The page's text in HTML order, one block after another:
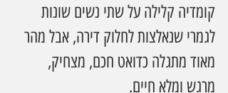
קומדיה קלילה על שתי נשים שונות
לגמרי שנאלצות לחלוק דירה, אבל מהר
מאוד מתגלה כדואט חכם, מצחיק,
מרגש ומלא חיים.